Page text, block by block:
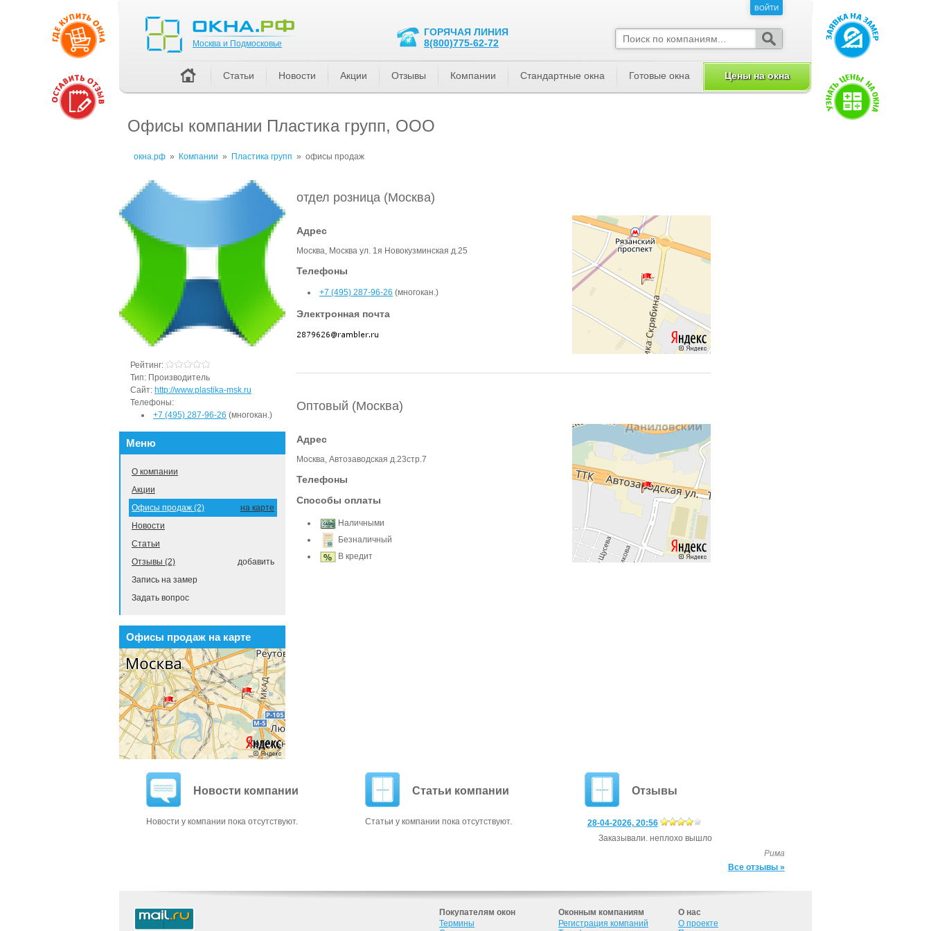
Офисы компании Пластика групп, ООО
окна.рф » Компании » Пластика групп » офисы продаж
отдел розница (Москва)
Адрес
Москва, Москва ул. 1я Новокузминская д.25
Телефоны
+7 (495) 287-96-26 (многокан.)
Электронная почта
Оптовый (Москва)
Адрес
Москва, Автозаводская д.23стр.7
Телефоны
Способы оплаты
Наличными
Безналичный
В кредит
Рейтинг:
Тип: Производитель
Сайт: http://www.plastika-msk.ru
Телефоны:
+7 (495) 287-96-26 (многокан.)
Меню
О компании
Акции
на карте
Офисы продаж (2)
Новости
Статьи
добавить
Отзывы (2)
Запись на замер
Задать вопрос
Офисы продаж на карте
Новости компании
Новости у компании пока отсутствуют.
Статьи компании
Статьи у компании пока отсутствуют.
Отзывы
28-04-2026, 20:56
За­казы­вали. неп­ло­хо выш­ло
Рима
Все отзывы »
ВОЙТИ
Москва и Подмосковье
ГОРЯЧАЯ ЛИНИЯ
8(800)775-62-72
Статьи Новости Акции Отзывы Компании Стандартные окна Готовые окна Цены на окна
ВОЙТИ
Покупателям окон Оконным компаниям
О нас
Термины
Регистрация компаний
О проекте